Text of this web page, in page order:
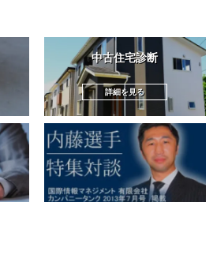
中古住宅診断
詳細を見る